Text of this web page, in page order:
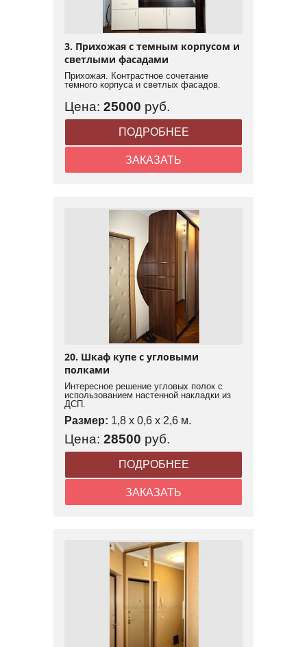
3. Прихожая с темным корпусом и
светлыми фасадами
Прихожая. Контрастное сочетание
темного корпуса и светлых фасадов.
Цена: 25000 руб.
ПОДРОБНЕЕ
ЗАКАЗАТЬ
20. Шкаф купе с угловыми
полками
Интересное решение угловых полок с
использованием настенной накладки из
ДСП.
Размер: 1,8 x 0,6 x 2,6 м.
Цена: 28500 руб.
ПОДРОБНЕЕ
ЗАКАЗАТЬ